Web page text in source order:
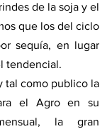
de la soja y el
que los del ciclo
sequía, en lugar
tendencial.
tal como publico la
el Agro en su
la gran